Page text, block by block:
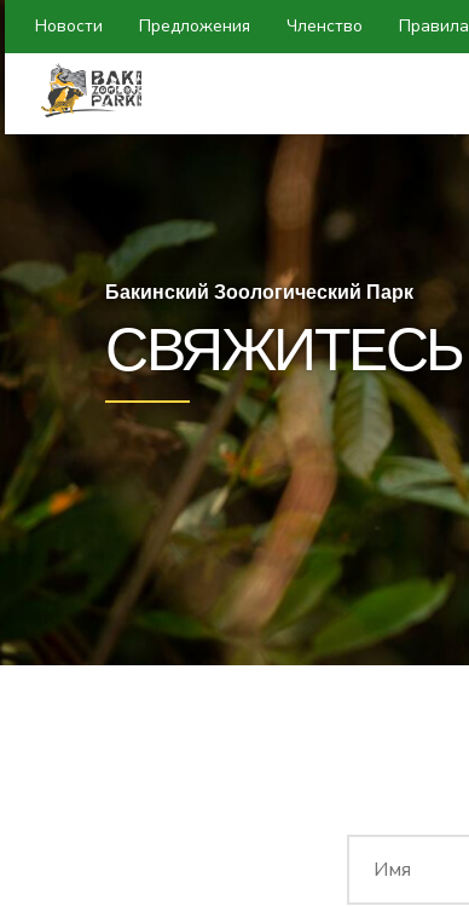
Новости Предложения Членство Правила
Бакинский Зоологический Парк
СВЯЖИТЕСЬ